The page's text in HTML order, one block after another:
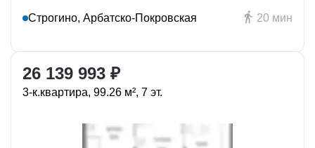
Строгино, Арбатско-Покровская 20 мин
26 139 993 ₽
3-к.квартира, 99.26 м², 7 эт.